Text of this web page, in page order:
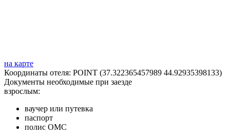
на карте
Координаты отеля: POINT (37.322365457989 44.92935398133)
Документы необходимые при заезде
взрослым:
ваучер или путевка
паспорт
полис ОМС